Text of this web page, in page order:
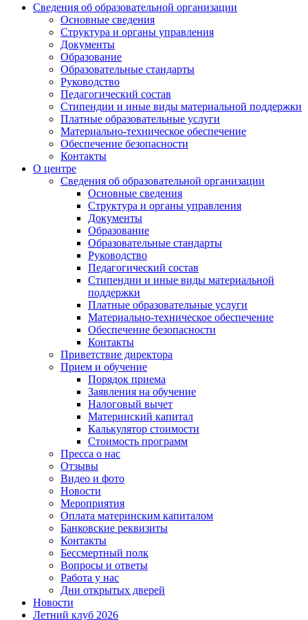
Сведения об образовательной организации
Основные сведения
Структура и органы управления
Документы
Образование
Образовательные стандарты
Руководство
Педагогический состав
Стипендии и иные виды материальной поддержки
Платные образовательные услуги
Материально-техническое обеспечение
Обеспечение безопасности
Контакты
О центре
Сведения об образовательной организации
Основные сведения
Структура и органы управления
Документы
Образование
Образовательные стандарты
Руководство
Педагогический состав
Стипендии и иные виды материальной
поддержки
Платные образовательные услуги
Материально-техническое обеспечение
Обеспечение безопасности
Контакты
Приветствие директора
Прием и обучение
Порядок приема
Заявления на обучение
Налоговый вычет
Материнский капитал
Калькулятор стоимости
Стоимость программ
Пресса о нас
Отзывы
Видео и фото
Новости
Мероприятия
Оплата материнским капиталом
Банковские реквизиты
Контакты
Бессмертный полк
Вопросы и ответы
Работа у нас
Дни открытых дверей
Новости
Летний клуб 2026